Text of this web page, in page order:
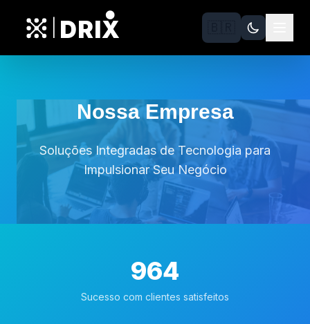
DRIX
Nossa Empresa
Soluções Integradas de Tecnologia para
Impulsionar Seu Negócio
964
Sucesso com clientes satisfeitos